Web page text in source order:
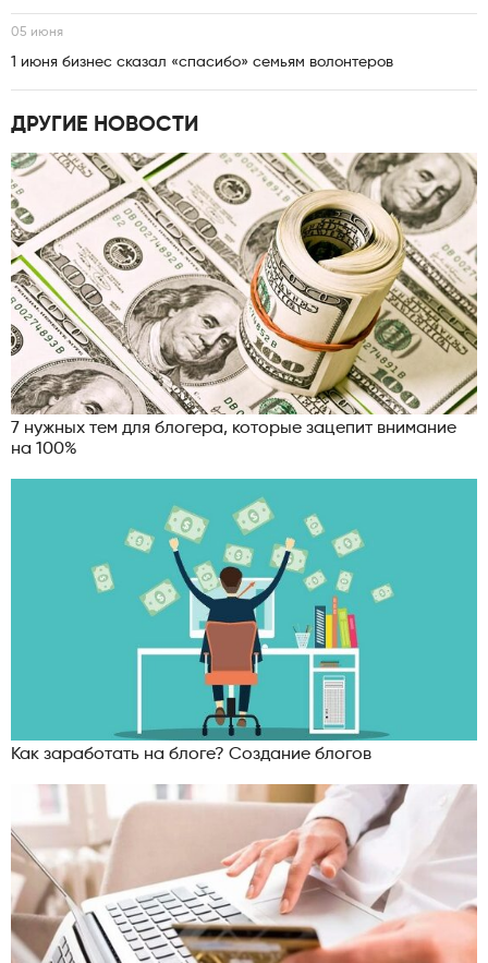
05 июня
1 июня бизнес сказал «спасибо» семьям волонтеров
ДРУГИЕ НОВОСТИ
7 нужных тем для блогера, которые зацепит внимание
на 100%
Как заработать на блоге? Создание блогов